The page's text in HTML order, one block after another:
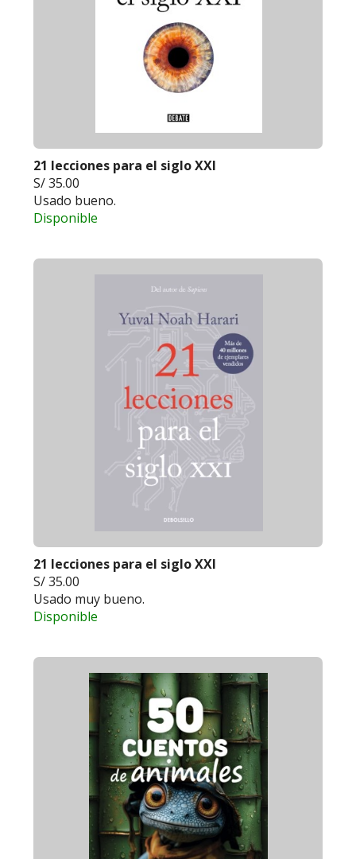
21 lecciones para el siglo XXI
S/ 35.00
Usado bueno.
Disponible
21 lecciones para el siglo XXI
S/ 35.00
Usado muy bueno.
Disponible